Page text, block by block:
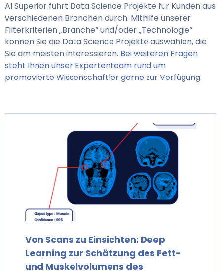
AI Superior führt Data Science Projekte für Kunden aus
verschiedenen Branchen durch. Mithilfe unserer
Filterkriterien „Branche“ und/oder „Technologie“
können Sie die Data Science Projekte auswählen, die
Sie am meisten interessieren. Bei weiteren Fragen
steht Ihnen unser Expertenteam rund um
promovierte Wissenschaftler gerne zur Verfügung.
Von Scans zu Einsichten: Deep
Learning zur Schätzung des Fett-
und Muskelvolumens des